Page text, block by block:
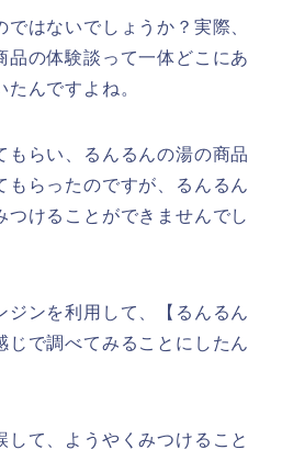
はないでしょうか？実際、
品の体験談って一体どこにあ
んですよね。
もらい、るんるんの湯の商品
もらったのですが、るんるん
つけることができませんでし
ジンを利用して、【るんるん
で調べてみることにしたん
して、ようやくみつけること